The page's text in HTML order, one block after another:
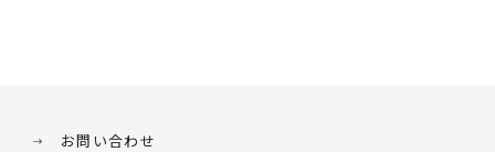
お問い合わせ